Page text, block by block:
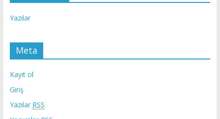
Yazılar
Meta
Kayıt ol
Giriş
Yazılar RSS